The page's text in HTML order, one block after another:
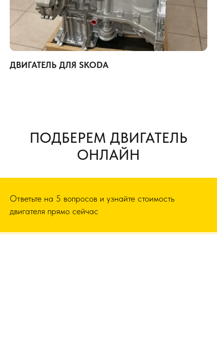
ДВИГАТЕЛЬ ДЛЯ SKODA
ПОДБЕРЕМ ДВИГАТЕЛЬ
ОНЛАЙН
Ответьте на 5 вопросов и узнайте стоимость
двигателя прямо сейчас